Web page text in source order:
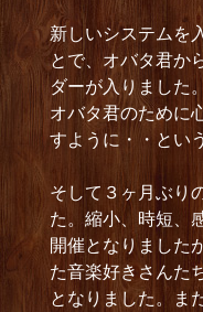
新しいシステムを
とで、オバタ君か
ダーが入りました
オバタ君のために
すように・・とい
そして３ヶ月ぶり
た。縮小、時短、
開催となりました
た音楽好きさんた
となりました。ま